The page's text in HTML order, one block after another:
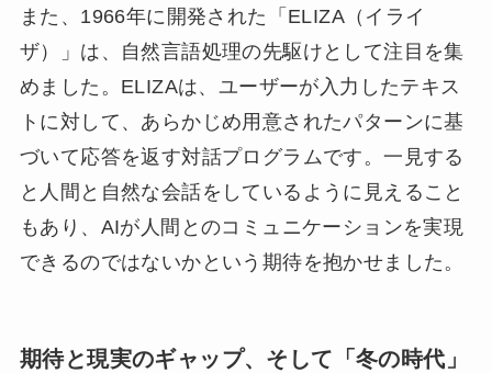
また、1966年に開発された「ELIZA（イライ
ザ）」は、自然言語処理の先駆けとして注目を集
めました。ELIZAは、ユーザーが入力したテキス
トに対して、あらかじめ用意されたパターンに基
づいて応答を返す対話プログラムです。一見する
と人間と自然な会話をしているように見えること
もあり、AIが人間とのコミュニケーションを実現
できるのではないかという期待を抱かせました。
期待と現実のギャップ、そして「冬の時代」